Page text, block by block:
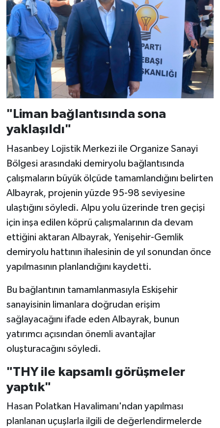
"Liman bağlantısında sona
yaklaşıldı"
Hasanbey Lojistik Merkezi ile Organize Sanayi
Bölgesi arasındaki demiryolu bağlantısında
çalışmaların büyük ölçüde tamamlandığını belirten
Albayrak, projenin yüzde 95-98 seviyesine
ulaştığını söyledi. Alpu yolu üzerinde tren geçişi
için inşa edilen köprü çalışmalarının da devam
ettiğini aktaran Albayrak, Yenişehir-Gemlik
demiryolu hattının ihalesinin de yıl sonundan önce
yapılmasının planlandığını kaydetti.
Bu bağlantının tamamlanmasıyla Eskişehir
sanayisinin limanlara doğrudan erişim
sağlayacağını ifade eden Albayrak, bunun
yatırımcı açısından önemli avantajlar
oluşturacağını söyledi.
"THY ile kapsamlı görüşmeler
yaptık"
Hasan Polatkan Havalimanı'ndan yapılması
planlanan uçuşlarla ilgili de değerlendirmelerde